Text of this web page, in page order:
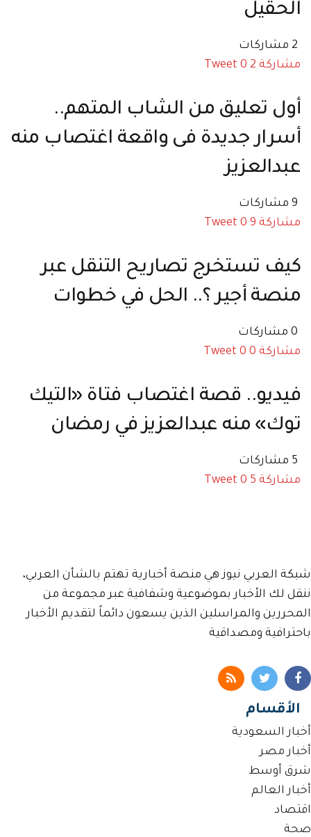
الحقيل
مشاركة 2
Tweet 0
أول تعليق من الشاب المتهم..
أسرار جديدة فى واقعة اغتصاب منه
عبدالعزيز
مشاركة 9
Tweet 0
كيف تستخرج تصاريح التنقل عبر
منصة أجير ؟.. الحل في خطوات
مشاركة 0
Tweet 0
فيديو.. قصة اغتصاب فتاة «التيك
توك» منه عبدالعزيز في رمضان
مشاركة 5
Tweet 0
شبكة العربي نيوز هي منصة أخبارية تهتم بالشأن العربي،
ننقل لك الأخبار بموضوعية وشفافية عبر مجموعة من
المحررين والمراسلين الذين يسعون دائماً لتقديم الأخبار
باحترافية ومصداقية
الأقسام
أخبار السعودية
أخبار مصر
شرق أوسط
أخبار العالم
اقتصاد
صحة